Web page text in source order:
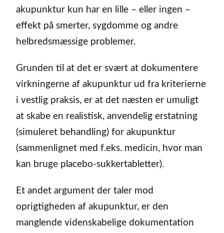
akupunktur kun har en lille – eller ingen –
effekt på smerter, sygdomme og andre
helbredsmæssige problemer.
Grunden til at det er svært at dokumentere
virkningerne af akupunktur ud fra kriterierne
i vestlig praksis, er at det næsten er umuligt
at skabe en realistisk, anvendelig erstatning
(simuleret behandling) for akupunktur
(sammenlignet med f.eks. medicin, hvor man
kan bruge placebo-sukkertabletter).
Et andet argument der taler mod
oprigtigheden af akupunktur, er den
manglende videnskabelige dokumentation